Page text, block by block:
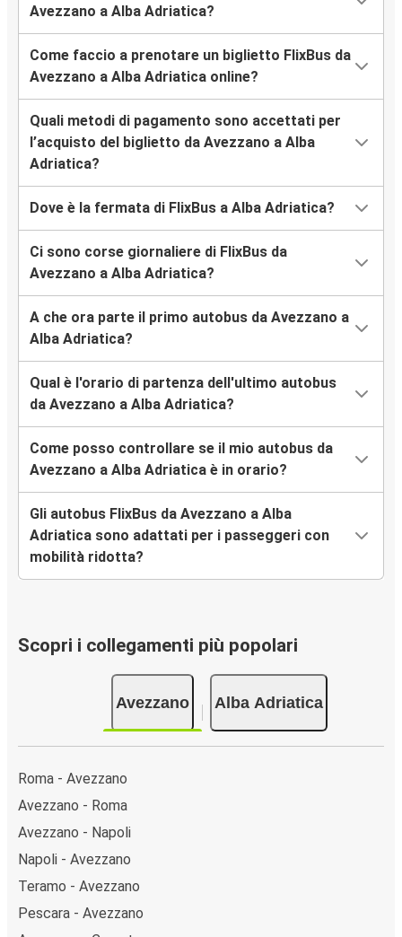
Avezzano a Alba Adriatica?
Come faccio a prenotare un biglietto FlixBus da
Avezzano a Alba Adriatica online?
Quali metodi di pagamento sono accettati per
l’acquisto del biglietto da Avezzano a Alba
Adriatica?
Dove è la fermata di FlixBus a Alba Adriatica?
Ci sono corse giornaliere di FlixBus da
Avezzano a Alba Adriatica?
A che ora parte il primo autobus da Avezzano a
Alba Adriatica?
Qual è l'orario di partenza dell'ultimo autobus
da Avezzano a Alba Adriatica?
Come posso controllare se il mio autobus da
Avezzano a Alba Adriatica è in orario?
Gli autobus FlixBus da Avezzano a Alba
Adriatica sono adattati per i passeggeri con
mobilità ridotta?
Scopri i collegamenti più popolari
Avezzano Alba Adriatica
Roma - Avezzano
Avezzano - Roma
Avezzano - Napoli
Napoli - Avezzano
Teramo - Avezzano
Pescara - Avezzano